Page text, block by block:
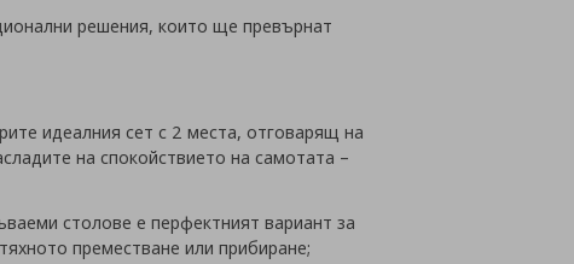
решения, които ще превърнат
идеалния сет с 2 места, отговарящ на
на спокойствието на самотата –
столове е перфектният вариант за
преместване или прибиране;